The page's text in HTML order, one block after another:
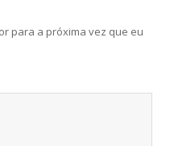
para a próxima vez que eu